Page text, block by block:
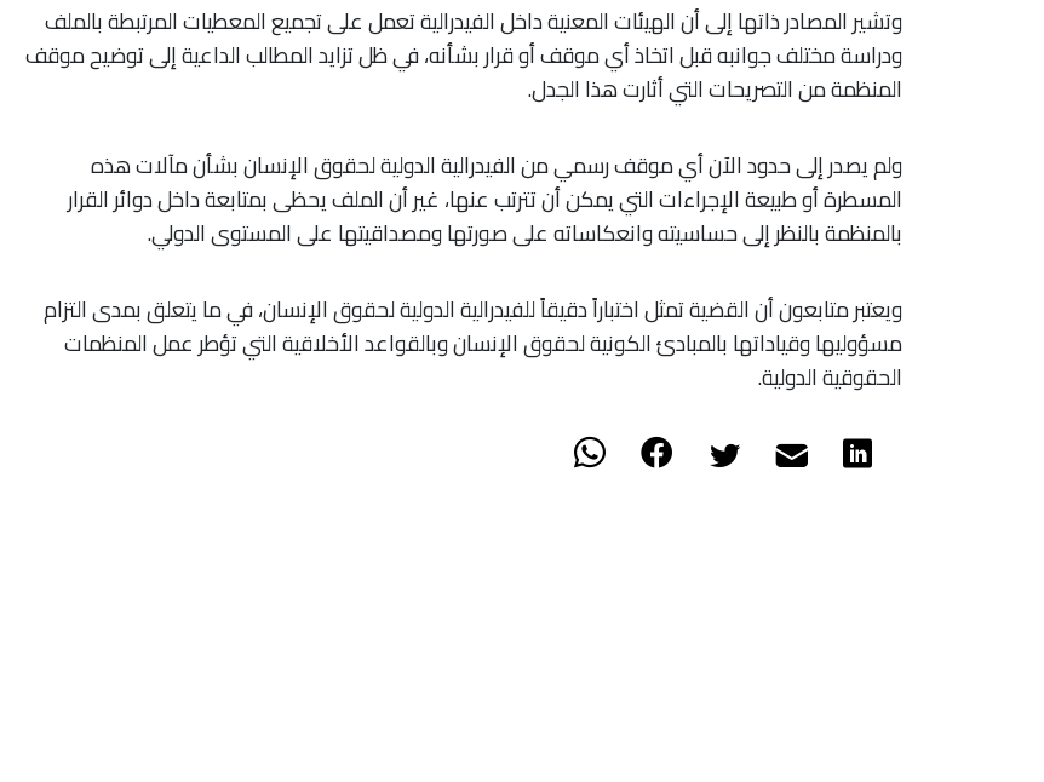
وتشير المصادر ذاتها إلى أن الهيئات المعنية داخل الفيدرالية تعمل على تجميع المعطيات المرتبطة بالملف
ودراسة مختلف جوانبه قبل اتخاذ أي موقف أو قرار بشأنه، في ظل تزايد المطالب الداعية إلى توضيح موقف
المنظمة من التصريحات التي أثارت هذا الجدل.
ولم يصدر إلى حدود الآن أي موقف رسمي من الفيدرالية الدولية لحقوق الإنسان بشأن مآلات هذه
المسطرة أو طبيعة الإجراءات التي يمكن أن تترتب عنها، غير أن الملف يحظى بمتابعة داخل دوائر القرار
بالمنظمة بالنظر إلى حساسيته وانعكاساته على صورتها ومصداقيتها على المستوى الدولي.
ويعتبر متابعون أن القضية تمثل اختباراً دقيقاً للفيدرالية الدولية لحقوق الإنسان، في ما يتعلق بمدى التزام
مسؤوليها وقياداتها بالمبادئ الكونية لحقوق الإنسان وبالقواعد الأخلاقية التي تؤطر عمل المنظمات
الحقوقية الدولية.